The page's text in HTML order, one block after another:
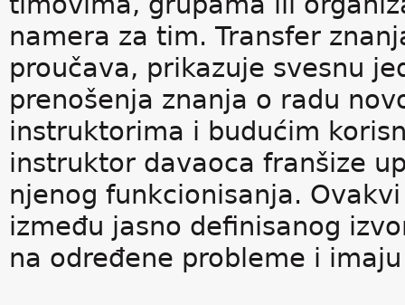
namera za tim. Transfer
proučava, prikazuje svesnu
prenošenja znanja o radu
instruktorima i budućim
instruktor davaoca franšize
njenog funkcionisanja.
između jasno definisanog
na određene probleme i